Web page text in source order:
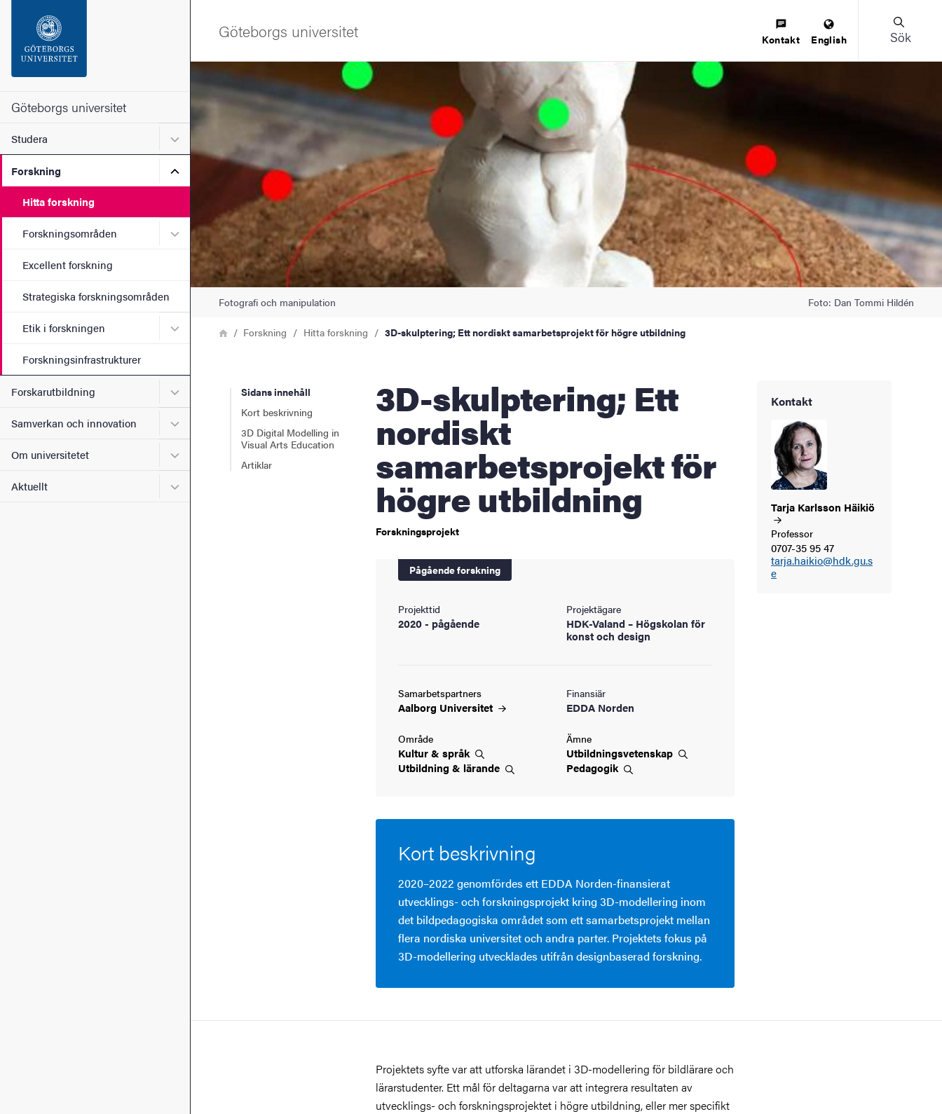
Sidfoten
Om webbplatsen
Göteborgs universitet
Studera Undermeny för Studera
Forskning Undermeny för Forskning
Hitta forskning
Forskningsområden Undermeny för Forskningsområden
Excellent forskning
Strategiska forskningsområden
Etik i forskningen Undermeny för Etik i forskningen
Forskningsinfrastrukturer
Forskarutbildning Undermeny för Forskarutbildning
Samverkan och innovation Undermeny för Samverkan och innovation
Om universitetet Undermeny för Om universitetet
Aktuellt Undermeny för Aktuellt
Göteborgs universitet Kontakt English Sök
Bild
Fotografi och manipulation Foto: Dan Tommi Hildén
LänkstigHemForskning Hitta forskning 3D-skulptering; Ett nordiskt samarbetsprojekt för högre utbildning
Sidans innehåll
Kort beskrivning
3D Digital Modelling in
Visual Arts Education
Artiklar
3D-skulptering; Ett
nordiskt
samarbetsprojekt för
högre utbildning
Forskningsprojekt
Pågående forskning
Projekttid
2020 - pågående
Projektägare
HDK-Valand – Högskolan för
konst och design
Samarbetspartners
Aalborg Universitet
Finansiär
EDDA Norden
Område
Kultur & språk
Utbildning & lärande
Ämne
Utbildningsvetenskap
Pedagogik
Kort beskrivning
2020–2022 genomfördes ett EDDA Norden-finansierat
utvecklings- och forskningsprojekt kring 3D-modellering inom
det bildpedagogiska området som ett samarbetsprojekt mellan
flera nordiska universitet och andra parter. Projektets fokus på
3D-modellering utvecklades utifrån designbaserad forskning.
Kontakt
Tarja Karlsson Häikiö
Professor
0707-35 95 47
tarja.haikio@hdk.gu.s
e
Projektets syfte var att utforska lärandet i 3D-modellering för bildlärare och
lärarstudenter. Ett mål för deltagarna var att integrera resultaten av
utvecklings- och forskningsprojektet i högre utbildning, eller mer specifikt